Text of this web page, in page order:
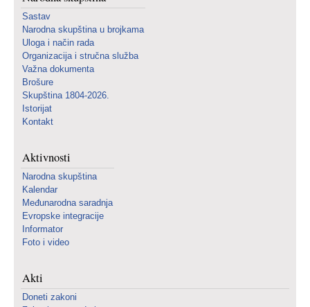
Sastav
Narodna skupština u brojkama
Uloga i način rada
Organizacija i stručna služba
Važna dokumenta
Brošure
Skupština 1804-2026.
Istorijat
Kontakt
Aktivnosti
Narodna skupština
Kalendar
Međunarodna saradnja
Evropske integracije
Informator
Foto i video
Akti
Doneti zakoni